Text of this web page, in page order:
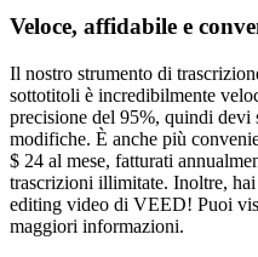
Veloce, affidabile e
Il nostro strumento di
sottotitoli è incredibilmente
precisione del 95%, quindi devi
modifiche. È anche più
$ 24 al mese, fatturati
trascrizioni illimitate. Inoltre,
editing video di VEED! Puoi
maggiori informazioni.